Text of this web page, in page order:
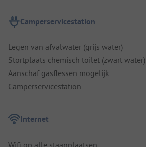
Camperservicestation
Legen van afvalwater (grijs water)
Stortplaats chemisch toilet (zwart water)
Aanschaf gasflessen mogelijk
Camperservicestation
Internet
Wifi op alle staanplaatsen